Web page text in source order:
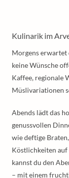
Kulinarik im
Morgens erwartet
keine Wünsche
Kaffee, regionale
Müslivariationen
Abends lädt das
genussvollen
wie deftige
Köstlichkeiten auf
kannst du den
– mit einem